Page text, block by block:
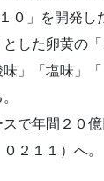
０」を開発し
した卵黄の
」「塩味」「
で年間２０億
２１１）へ。